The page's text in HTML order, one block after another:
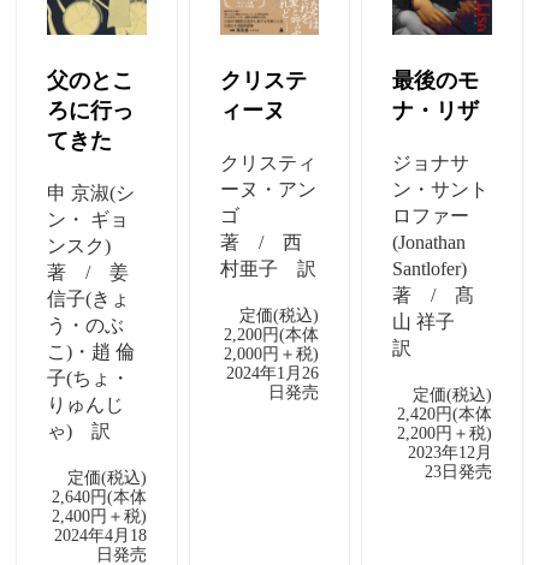
父のとこ
ろに行っ
てきた
申 京淑(シ
ン・ ギョ
ンスク)
著 / 姜
信子(きょ
う・のぶ
こ)・趙 倫
子(ちょ・
りゅんじ
ゃ) 訳
定価(税込)
2,640円(本体
2,400円＋税)
2024年4月18
日発売
クリステ
ィーヌ
クリスティ
ーヌ・アン
ゴ
著 / 西
村亜子 訳
定価(税込)
2,200円(本体
2,000円＋税)
2024年1月26
日発売
最後のモ
ナ・リザ
ジョナサ
ン・サント
ロファー
(Jonathan
Santlofer)
著 / 髙
山 祥子
訳
定価(税込)
2,420円(本体
2,200円＋税)
2023年12月
23日発売